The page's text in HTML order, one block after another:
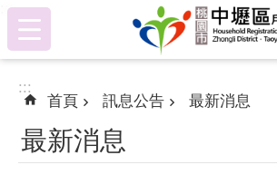
跳到主要內容區塊
:::
:::
首頁 訊息公告 最新消息
最新消息